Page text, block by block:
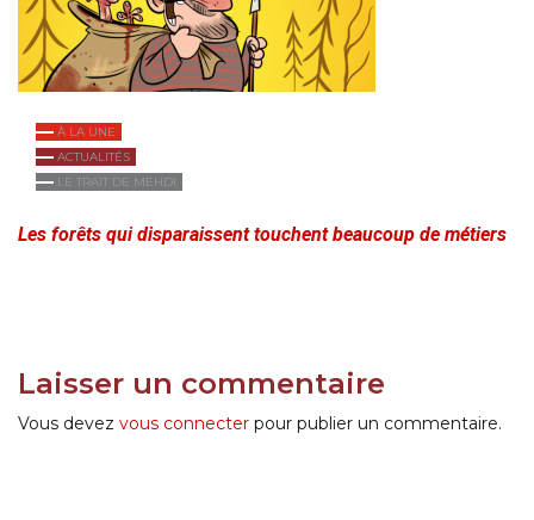
À LA UNE
ACTUALITÉS
LE TRAIT DE MEHDI
Les forêts qui disparaissent touchent beaucoup de métiers
Laisser un commentaire
Vous devez vous connecter pour publier un commentaire.